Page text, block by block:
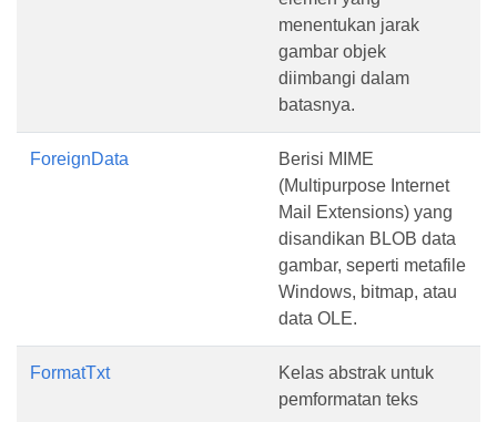
menentukan jarak
gambar objek
diimbangi dalam
batasnya.
ForeignData
Berisi MIME
(Multipurpose Internet
Mail Extensions) yang
disandikan BLOB data
gambar, seperti metafile
Windows, bitmap, atau
data OLE.
FormatTxt
Kelas abstrak untuk
pemformatan teks